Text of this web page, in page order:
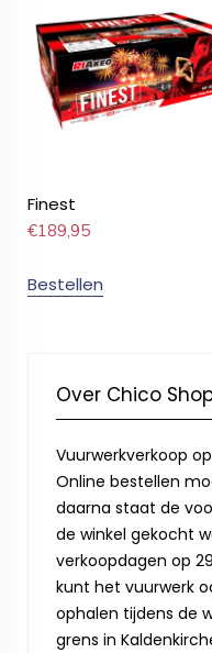
Finest
€189,95
Bestellen
Over Chico
Vuurwerkverkoop
Online bestellen
daarna staat de
de winkel gekocht
verkoopdagen op
kunt het vuurwerk
ophalen tijdens de
grens in